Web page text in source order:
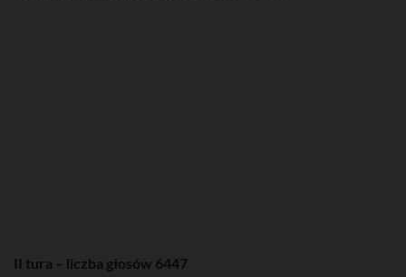
II tura – liczba głosów 6447